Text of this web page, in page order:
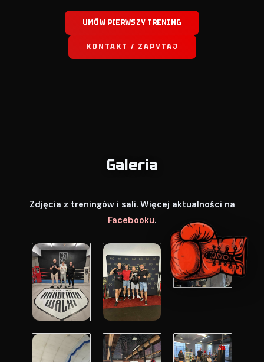
UMÓW PIERWSZY TRENING
KONTAKT / ZAPYTAJ
Galeria
Zdjęcia z treningów i sali. Więcej aktualności na
Facebooku.